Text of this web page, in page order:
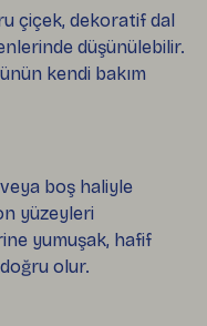
çiçek, dekoratif dal
düşünülebilir.
kendi bakım
boş haliyle
yüzeyleri
yumuşak, hafif
olur.